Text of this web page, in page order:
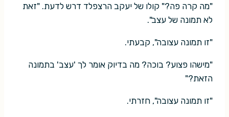
"מה קרה פה?" קולו של יעקב הרצפלד דרש לדעת. "זאת
לא תמונה של עצב".
"זו תמונה עצובה", קבעתי.
"מישהו פצוע? בוכה? מה בדיוק אומר לך 'עצב' בתמונה
הזאת?"
"זו תמונה עצובה", חזרתי.